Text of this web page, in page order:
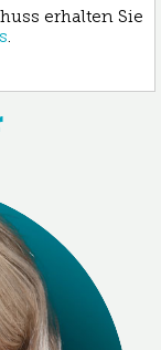
erhalten Sie
.